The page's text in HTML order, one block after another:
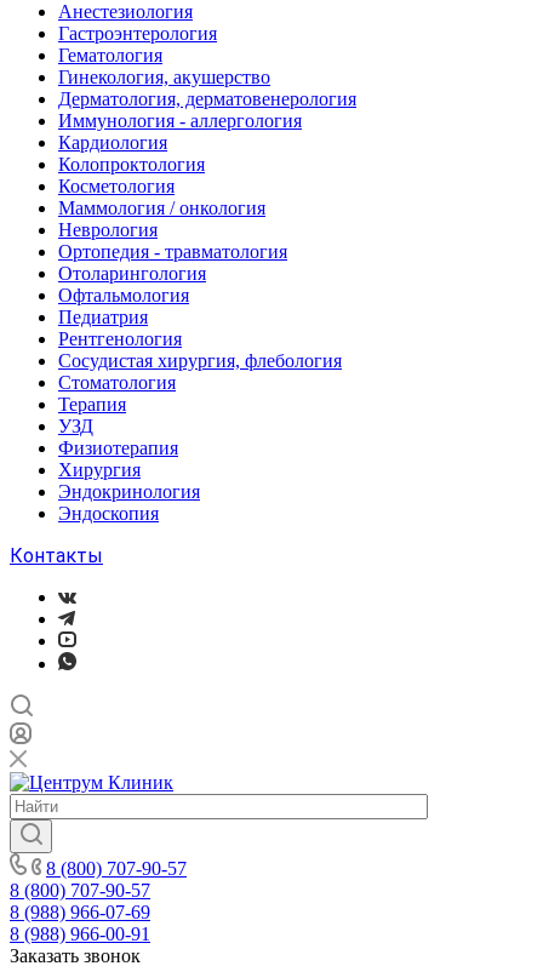
Анестезиология
Гастроэнтерология
Гематология
Гинекология, акушерство
Дерматология, дерматовенерология
Иммунология - аллергология
Кардиология
Колопроктология
Косметология
Маммология / онкология
Неврология
Ортопедия - травматология
Отоларингология
Офтальмология
Педиатрия
Рентгенология
Сосудистая хирургия, флебология
Стоматология
Терапия
УЗД
Физиотерапия
Хирургия
Эндокринология
Эндоскопия
Контакты
8 (800) 707-90-57
8 (800) 707-90-57
8 (988) 966-07-69
8 (988) 966-00-91
Заказать звонок